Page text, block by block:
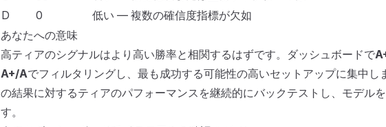
D
0
低い — 複数の確信度指標が欠如
あなたへの意味
高ティアのシグナルはより高い勝率と相関するはずです。ダッシュボードで
A+/Aでフィルタリングし、最も成功する可能性の高いセットアップに集中し
の結果に対するティアのパフォーマンスを継続的にバックテストし、モデル
す。